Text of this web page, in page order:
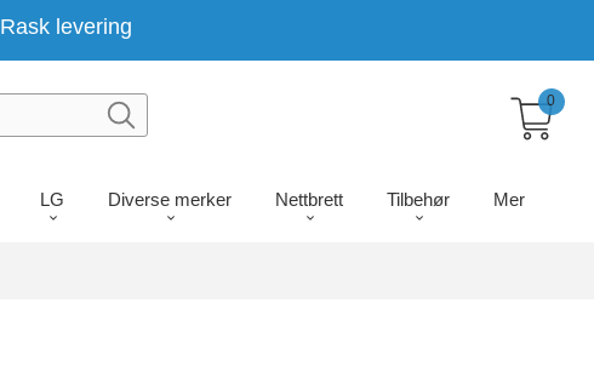
Rask levering
LG Diverse merker Nettbrett Tilbehør Mer
0